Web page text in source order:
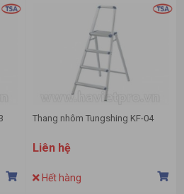
Thang nhôm Tungshing KF-04
Liên hệ
Hết hàng